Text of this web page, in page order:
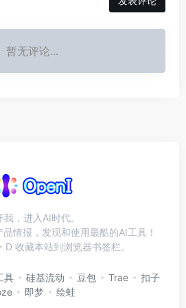
暂无评论...
我，进入AI时代。
情报，发现和使用最酷的AI工具！
收藏本站到浏览器书签栏。
具 硅基流动 豆包 Trae
扣子
即梦 绘蛙